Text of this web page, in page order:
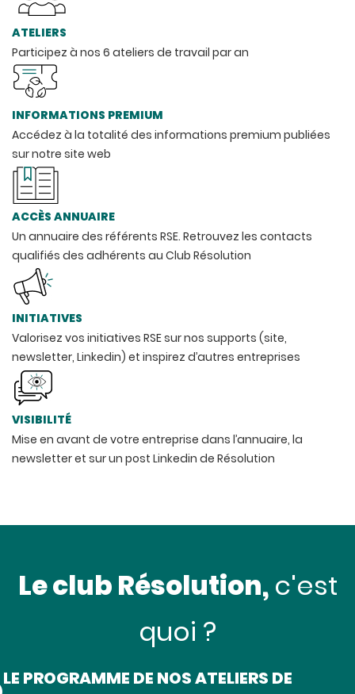
ATELIERS
Participez à nos 6 ateliers de travail par an
INFORMATIONS PREMIUM
Accédez à la totalité des informations premium publiées
sur notre site web
ACCÈS ANNUAIRE
Un annuaire des référents RSE. Retrouvez les contacts
qualifiés des adhérents au Club Résolution
INITIATIVES
Valorisez vos initiatives RSE sur nos supports (site,
newsletter, Linkedin) et inspirez d’autres entreprises
VISIBILITÉ
Mise en avant de votre entreprise dans l’annuaire, la
newsletter et sur un post Linkedin de Résolution
Le club Résolution,c'est
quoi ?
LE PROGRAMME DE NOS ATELIERS DE